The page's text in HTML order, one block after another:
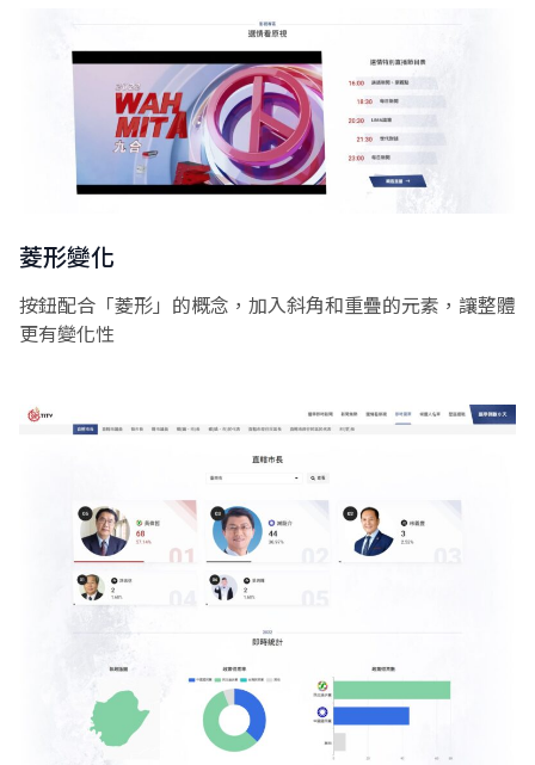
菱形變化
按鈕配合「菱形」的概念，加入斜角和重疊的元素，讓整體
更有變化性